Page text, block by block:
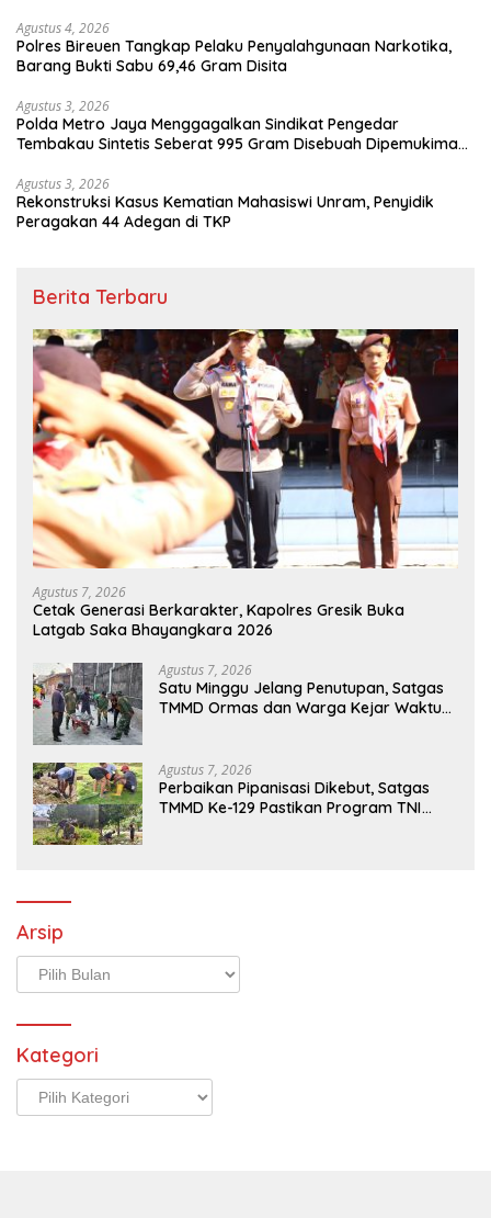
Agustus 4, 2026
Polres Bireuen Tangkap Pelaku Penyalahgunaan Narkotika,
Barang Bukti Sabu 69,46 Gram Disita
Agustus 3, 2026
Polda Metro Jaya Menggagalkan Sindikat Pengedar
Tembakau Sintetis Seberat 995 Gram Disebuah Dipemukiman
Agustus 3, 2026
Rekonstruksi Kasus Kematian Mahasiswi Unram, Penyidik
Peragakan 44 Adegan di TKP
Berita Terbaru
Agustus 7, 2026
Cetak Generasi Berkarakter, Kapolres Gresik Buka
Latgab Saka Bhayangkara 2026
Agustus 7, 2026
Satu Minggu Jelang Penutupan, Satgas
TMMD Ormas dan Warga Kejar Waktu
Agustus 7, 2026
Perbaikan Pipanisasi Dikebut, Satgas
TMMD Ke-129 Pastikan Program TNI
Arsip
Arsip
Kategori
Kategori